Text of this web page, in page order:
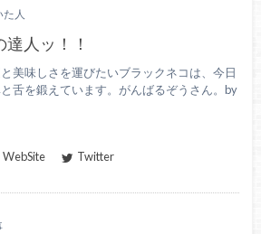
た人
人ッ！！
美味しさを運びたいブラックネコは、今日
舌を鍛えています。がんばるぞうさん。by
WebSite Twitter